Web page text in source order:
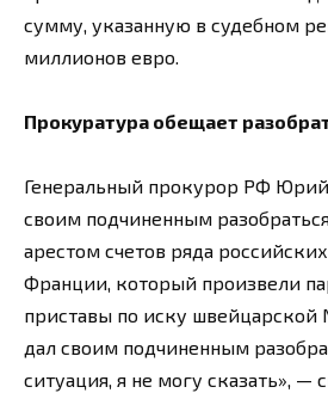
сумму, указанную в судебном
миллионов евро.
Прокуратура обещает
Генеральный прокурор РФ
своим подчиненным
арестом счетов ряда
Франции, который произвели
приставы по иску швейцарской
дал своим подчиненным
ситуация, я не могу сказать», —